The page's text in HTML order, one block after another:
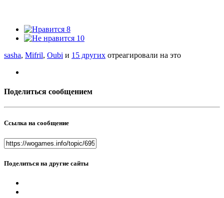
8
10
sasha, Mifril, Oubi и 15 других отреагировали на это
Поделиться сообщением
Ссылка на сообщение
Поделиться на другие сайты